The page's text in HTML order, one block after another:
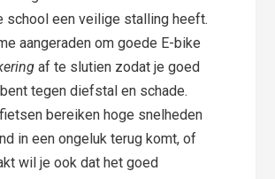
school een veilige stalling heeft.
aangeraden om goede E-bike
af te slutien zodat je goed
tegen diefstal en schade.
bereiken hoge snelheden
in een ongeluk terug komt, of
wil je ook dat het goed